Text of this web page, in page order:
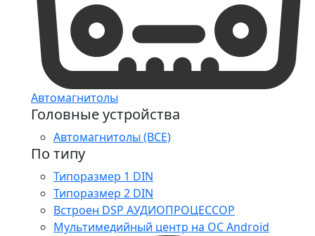
Автомагнитолы
Головные устройства
Автомагнитолы (ВСЕ)
По типу
Типоразмер 1 DIN
Типоразмер 2 DIN
Встроен DSP АУДИОПРОЦЕССОР
Мультимедийный центр на ОС Android